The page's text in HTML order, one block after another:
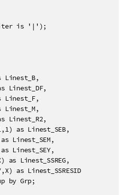
is '|');
Linest_B,
Linest_DF,
Linest_F,
Linest_M,
Linest_R2,
as Linest_SEB,
Linest_SEM,
Linest_SEY,
as Linest_SSREG,
as Linest_SSRESID
by Grp;